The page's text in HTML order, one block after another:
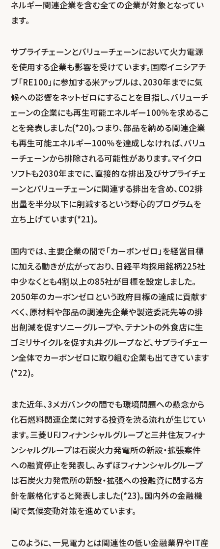
ネルギー関連企業を含む全ての企業が対象となってい
ます。
サプライチェーンとバリューチェーンにおいて火力電源
を使用する企業も影響を受けています。国際イニシアチ
ブ「RE100」に参加する米アップルは、2030年までに気
候への影響をネットゼロにすることを目指し、バリューチ
ェーンの企業にも再生可能エネルギー100％を求めるこ
とを発表しました(*20)。つまり、部品を納める関連企業
も再生可能エネルギー100％を達成しなければ、バリュ
ーチェーンから排除される可能性があります。マイクロ
ソフトも2030年までに、直接的な排出及びサプライチェ
ーンとバリューチェーンに関連する排出を含め、CO2排
出量を半分以下に削減するという野心的プログラムを
立ち上げています(*21)。
国内では、主要企業の間で「カーボンゼロ」を経営目標
に加える動きが広がっており、日経平均採用銘柄225社
中少なくとも4割以上の85社が目標を設定しました。
2050年のカーボンゼロという政府目標の達成に貢献す
べく、原材料や部品の調達先企業や製造委託先等の排
出削減を促すソニーグループや、テナントの外食店に生
ゴミリサイクルを促す丸井グループなど、サプライチェー
ン全体でカーボンゼロに取り組む企業も出てきています
(*22)。
また近年、3メガバンクの間でも環境問題への懸念から
化石燃料関連企業に対する投資を渋る流れが生じてい
ます。三菱UFJフィナンシャルグループと三井住友フィナ
ンシャルグループは石炭火力発電所の新設・拡張案件
への融資停止を発表し、みずほフィナンシャルグループ
は石炭火力発電所の新設・拡張への投融資に関する方
針を厳格化すると発表しました(*23)。国内外の金融機
関で気候変動対策を進めています。
このように、一見電力とは関連性の低い金融業界やIT産